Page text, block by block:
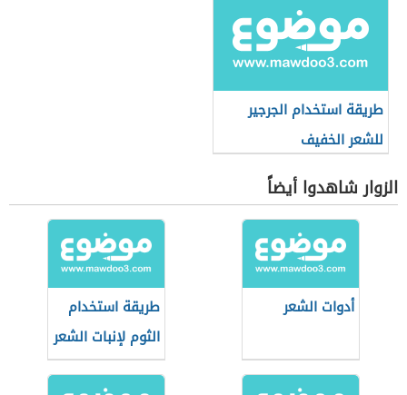
طريقة استخدام الجرجير
للشعر الخفيف
الزوار شاهدوا أيضاً
أدوات الشعر
طريقة استخدام
الثوم لإنبات الشعر